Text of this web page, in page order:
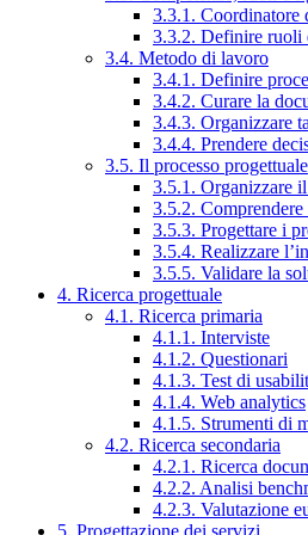
3.3.1. Coordinatore
3.3.2. Definire ruoli
3.4. Metodo di lavoro
3.4.1. Definire
3.4.2. Curare la
3.4.3. Organizzare
3.4.4. Prendere
3.5. Il processo progettuale
3.5.1. Organizzare
3.5.2.
3.5.3. Progettare i
3.5.4. Realizzare
3.5.5. Validare la
4. Ricerca progettuale
4.1. Ricerca primaria
4.1.1. Interviste
4.1.2. Questionari
4.1.3. Test di
4.1.4. Web analytics
4.1.5. Strumenti di
4.2. Ricerca secondaria
4.2.1. Ricerca
4.2.2. Analisi
4.2.3. Valutazione
5. Progettazione dei servizi